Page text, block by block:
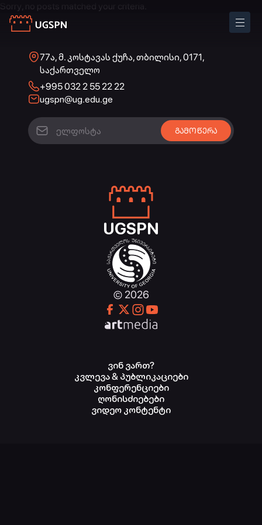
Sorry, no posts matched your criteria.
77ა, მ. კოსტავას ქუჩა, თბილისი, 0171,
საქართველო
+995 032 2 55 22 22
ugspn@ug.edu.ge
UGSPN
© 2026
ვინ ვართ?
კვლევა & პუბლიკაციები
კონფერენციები
ღონისძიებები
ვიდეო კონტენტი